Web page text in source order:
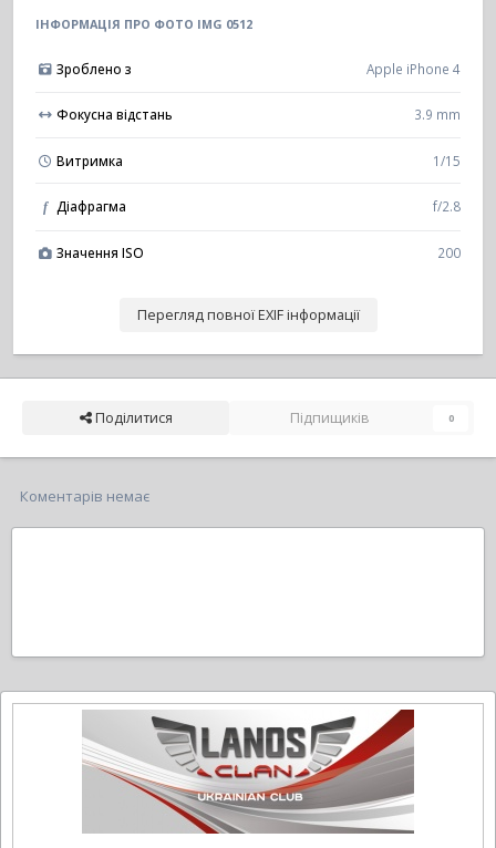
ІНФОРМАЦІЯ ПРО ФОТО IMG 0512
Зроблено з Apple iPhone 4
Фокусна відстань 3.9 mm
Витримка 1/15
f Діафрагма f/2.8
Значення ISO 200
Перегляд повної EXIF інформації
Поділитися Підпищиків 0
Коментарів немає